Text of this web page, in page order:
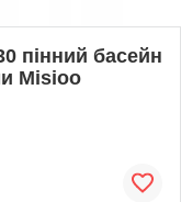
пінний басейн
Misioo